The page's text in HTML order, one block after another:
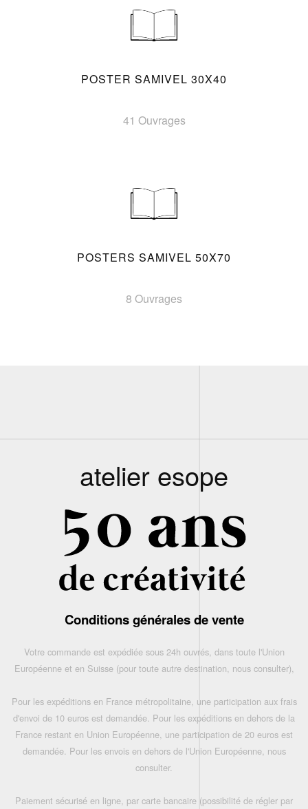
POSTER SAMIVEL 30X40
41 Ouvrages
POSTERS SAMIVEL 50X70
8 Ouvrages
atelier esope
Conditions générales de vente
Votre commande est expédiée sous 24h ouvrés, dans toute l'Union
Européenne et en Suisse (pour toute autre destination, nous consulter),
Pour les expéditions en France métropolitaine, une participation aux frais
d'envoi de 10 euros est demandée. Pour les expéditions en dehors de la
France restant en Union Européenne, une participation de 20 euros est
demandée. Pour les envois en dehors de l'Union Européenne, nous
consulter.
Paiement sécurisé en ligne, par carte bancaire (possibilité de régler par